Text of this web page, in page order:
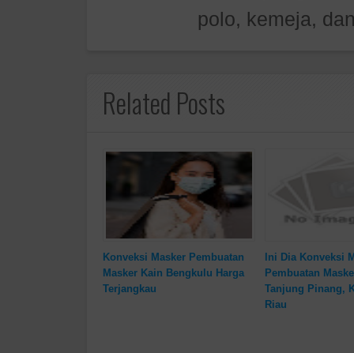
polo, kemeja,
Related Posts
Konveksi Masker Pembuatan
Masker Kain Bengkulu Harga
Terjangkau
Ini Dia Konveksi
Pembuatan
Tanjung Pinang,
Riau